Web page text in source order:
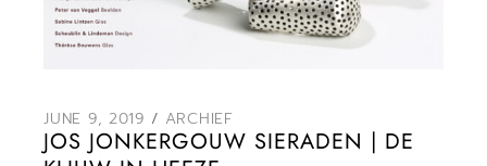
JUNE 9, 2019 ARCHIEF
JOS JONKERGOUW SIERADEN | DE